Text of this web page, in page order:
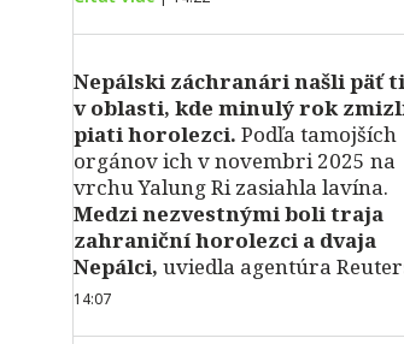
Nepálski záchranári našli päť
v oblasti, kde minulý rok
piati horolezci. Podľa tamojších
orgánov ich v novembri 2025 na
vrchu Yalung Ri zasiahla lavína.
Medzi nezvestnými boli traja
zahraniční horolezci a dvaja
Nepálci, uviedla agentúra
14:07